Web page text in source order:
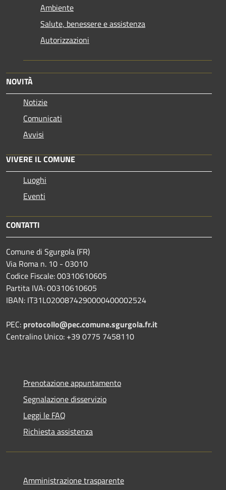
Ambiente
Salute, benessere e assistenza
Autorizzazioni
NOVITÀ
Notizie
Comunicati
Avvisi
VIVERE IL COMUNE
Luoghi
Eventi
CONTATTI
Comune di Sgurgola (FR)
Via Roma n. 10 - 03010
Codice Fiscale: 00310610605
Partita IVA: 00310610605
IBAN: IT31L0200874290000400002524
PEC: protocollo@pec.comune.sgurgola.fr.it
Centralino Unico: +39 0775 7458110
Prenotazione appuntamento
Segnalazione disservizio
Leggi le FAQ
Richiesta assistenza
Amministrazione trasparente